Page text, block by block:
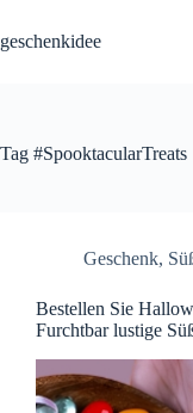
content
geschenkidee
Tag #SpooktacularTreats
Geschenk,
Bestellen Sie
Furchtbar lustige